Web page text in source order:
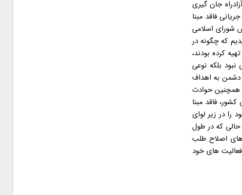
آزادراه جان گیری
فاقد مبنا
شورای اسلامی
که چگونه در
کرده بودند،
بلکه نوعی
دشمن به اهداف
نکند. اما وقتی با نگاه ژرف اندیشانه و تیزبین به حوادث دوران قدرت اصلاح طلبان یعنی در سال های ۷۶ تا ۸۴ و همچنین حوادث
کشور، فاقد مبنا
در زیر لوای
مشکلات و خطراتی برای کشور همچون فتنه سال ۷۸ و سال ۸۸ شدند؛ در حالی که در طول
اصلاح طلب
های خود